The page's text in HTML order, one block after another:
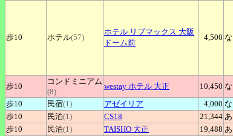
歩10 ホテル(57)
ホテル リブマックス 大阪
ドーム前
4,500
歩10
コンドミニアム
(8)
westay ホテル 大正 10,450
歩10
民宿(1) アゼイリア 4,000
歩10
民泊(1) CS18 21,344 あ
歩10
民泊(1) TAISHO 大正 19,488 あ